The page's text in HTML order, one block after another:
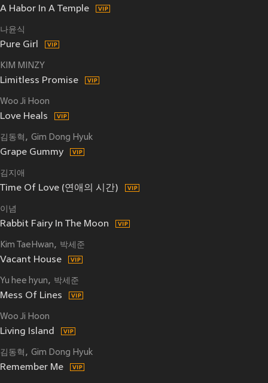
A Habor In A Temple
나윤식
Pure Girl
KIM MINZY
Limitless Promise
Woo Ji Hoon
Love Heals
김동혁 Gim Dong Hyuk
Grape Gummy
김지애
Time Of Love (연애의 시간)
이념
Rabbit Fairy In The Moon
Kim TaeHwan 박세준
Vacant House
Yu hee hyun 박세준
Mess Of Lines
Woo Ji Hoon
Living Island
김동혁 Gim Dong Hyuk
Remember Me